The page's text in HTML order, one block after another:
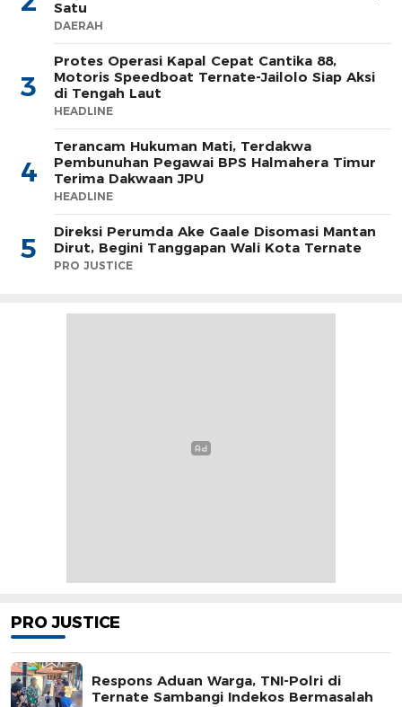
Satu
DAERAH
3
Protes Operasi Kapal Cepat Cantika 88,
Motoris Speedboat Ternate-Jailolo Siap Aksi
di Tengah Laut
HEADLINE
4
Terancam Hukuman Mati, Terdakwa
Pembunuhan Pegawai BPS Halmahera Timur
Terima Dakwaan JPU
HEADLINE
5
Direksi Perumda Ake Gaale Disomasi Mantan
Dirut, Begini Tanggapan Wali Kota Ternate
PRO JUSTICE
PRO JUSTICE
Respons Aduan Warga, TNI-Polri di
Ternate Sambangi Indekos Bermasalah